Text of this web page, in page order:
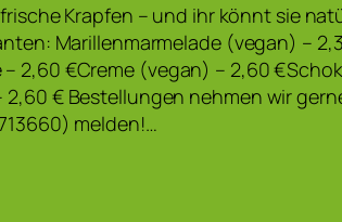
Krapfen – und ihr könnt sie
Marillenmarmelade (vegan) –
2,60 €Creme (vegan) – 2,60
€ Bestellungen nehmen wir
melden!…